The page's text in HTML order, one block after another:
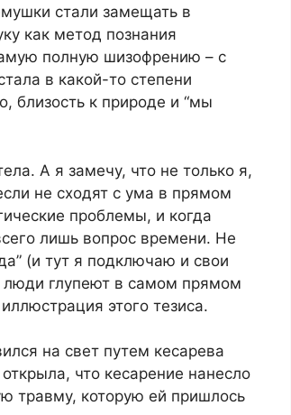
стали замещать в
как метод познания
полную шизофрению – с
в какой-то степени
близость к природе и “мы
А я замечу, что не только я,
не сходят с ума в прямом
проблемы, и когда
лишь вопрос времени. Не
(и тут я подключаю и свои
люди глупеют в самом прямом
этого тезиса.
на свет путем кесарева
что кесарение нанесло
травму, которую ей пришлось